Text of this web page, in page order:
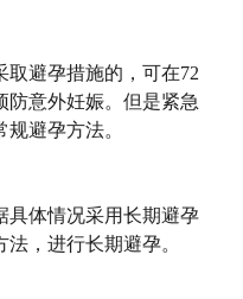
取避孕措施的，可在72
防意外妊娠。但是紧急
避孕方法。
具体情况采用长期避孕
，进行长期避孕。